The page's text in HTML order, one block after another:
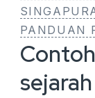
PANDUAN
sejarah